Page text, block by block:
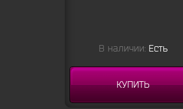
В наличии: Есть
КУПИТЬ